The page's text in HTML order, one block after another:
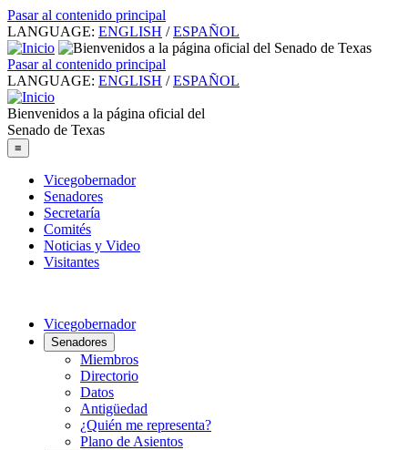
Pasar al contenido principal
LANGUAGE: ENGLISH / ESPAÑOL
Pasar al contenido principal
LANGUAGE: ENGLISH / ESPAÑOL
Bienvenidos a la página oficial del
Senado de Texas
≡
Vicegobernador
Senadores
Secretaría
Comités
Noticias y Video
Visitantes
Vicegobernador
Senadores
Miembros
Directorio
Datos
Antigüedad
¿Quién me representa?
Plano de Asientos